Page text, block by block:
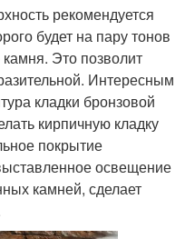
рекомендуется
будет на пару тонов
камня. Это позволит
Интересным
кладки бронзовой
кирпичную кладку
покрытие
освещение
камней, сделает